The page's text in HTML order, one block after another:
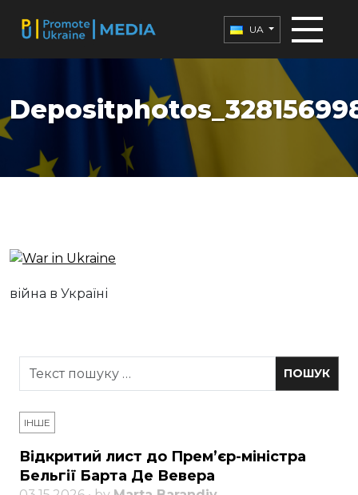
UA
війна в Україні
ІНШЕ
Відкритий лист до Прем’єр-міністра
Бельгії Барта Де Вевера